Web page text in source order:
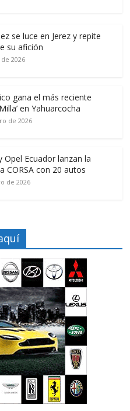
se luce en Jerez y repite
su afición
2026
gana el más reciente
en Yahuarcocha
de 2026
Opel Ecuador lanzan la
CORSA con 20 autos
de 2026